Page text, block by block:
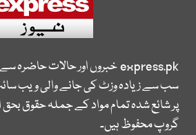
express.pkخبروں اور حالات حاضرہ
سب سے زیادہ وزٹ کی جانے والی ویب
پر شائع شدہ تمام مواد کے جملہ حقوق
گروپ محفوظ ہیں۔